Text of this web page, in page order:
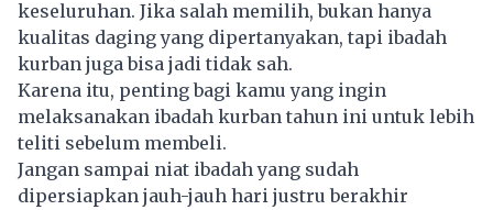
keseluruhan. Jika salah memilih, bukan hanya
kualitas daging yang dipertanyakan, tapi ibadah
kurban juga bisa jadi tidak sah.
Karena itu, penting bagi kamu yang ingin
melaksanakan ibadah kurban tahun ini untuk lebih
teliti sebelum membeli.
Jangan sampai niat ibadah yang sudah
dipersiapkan jauh-jauh hari justru berakhir